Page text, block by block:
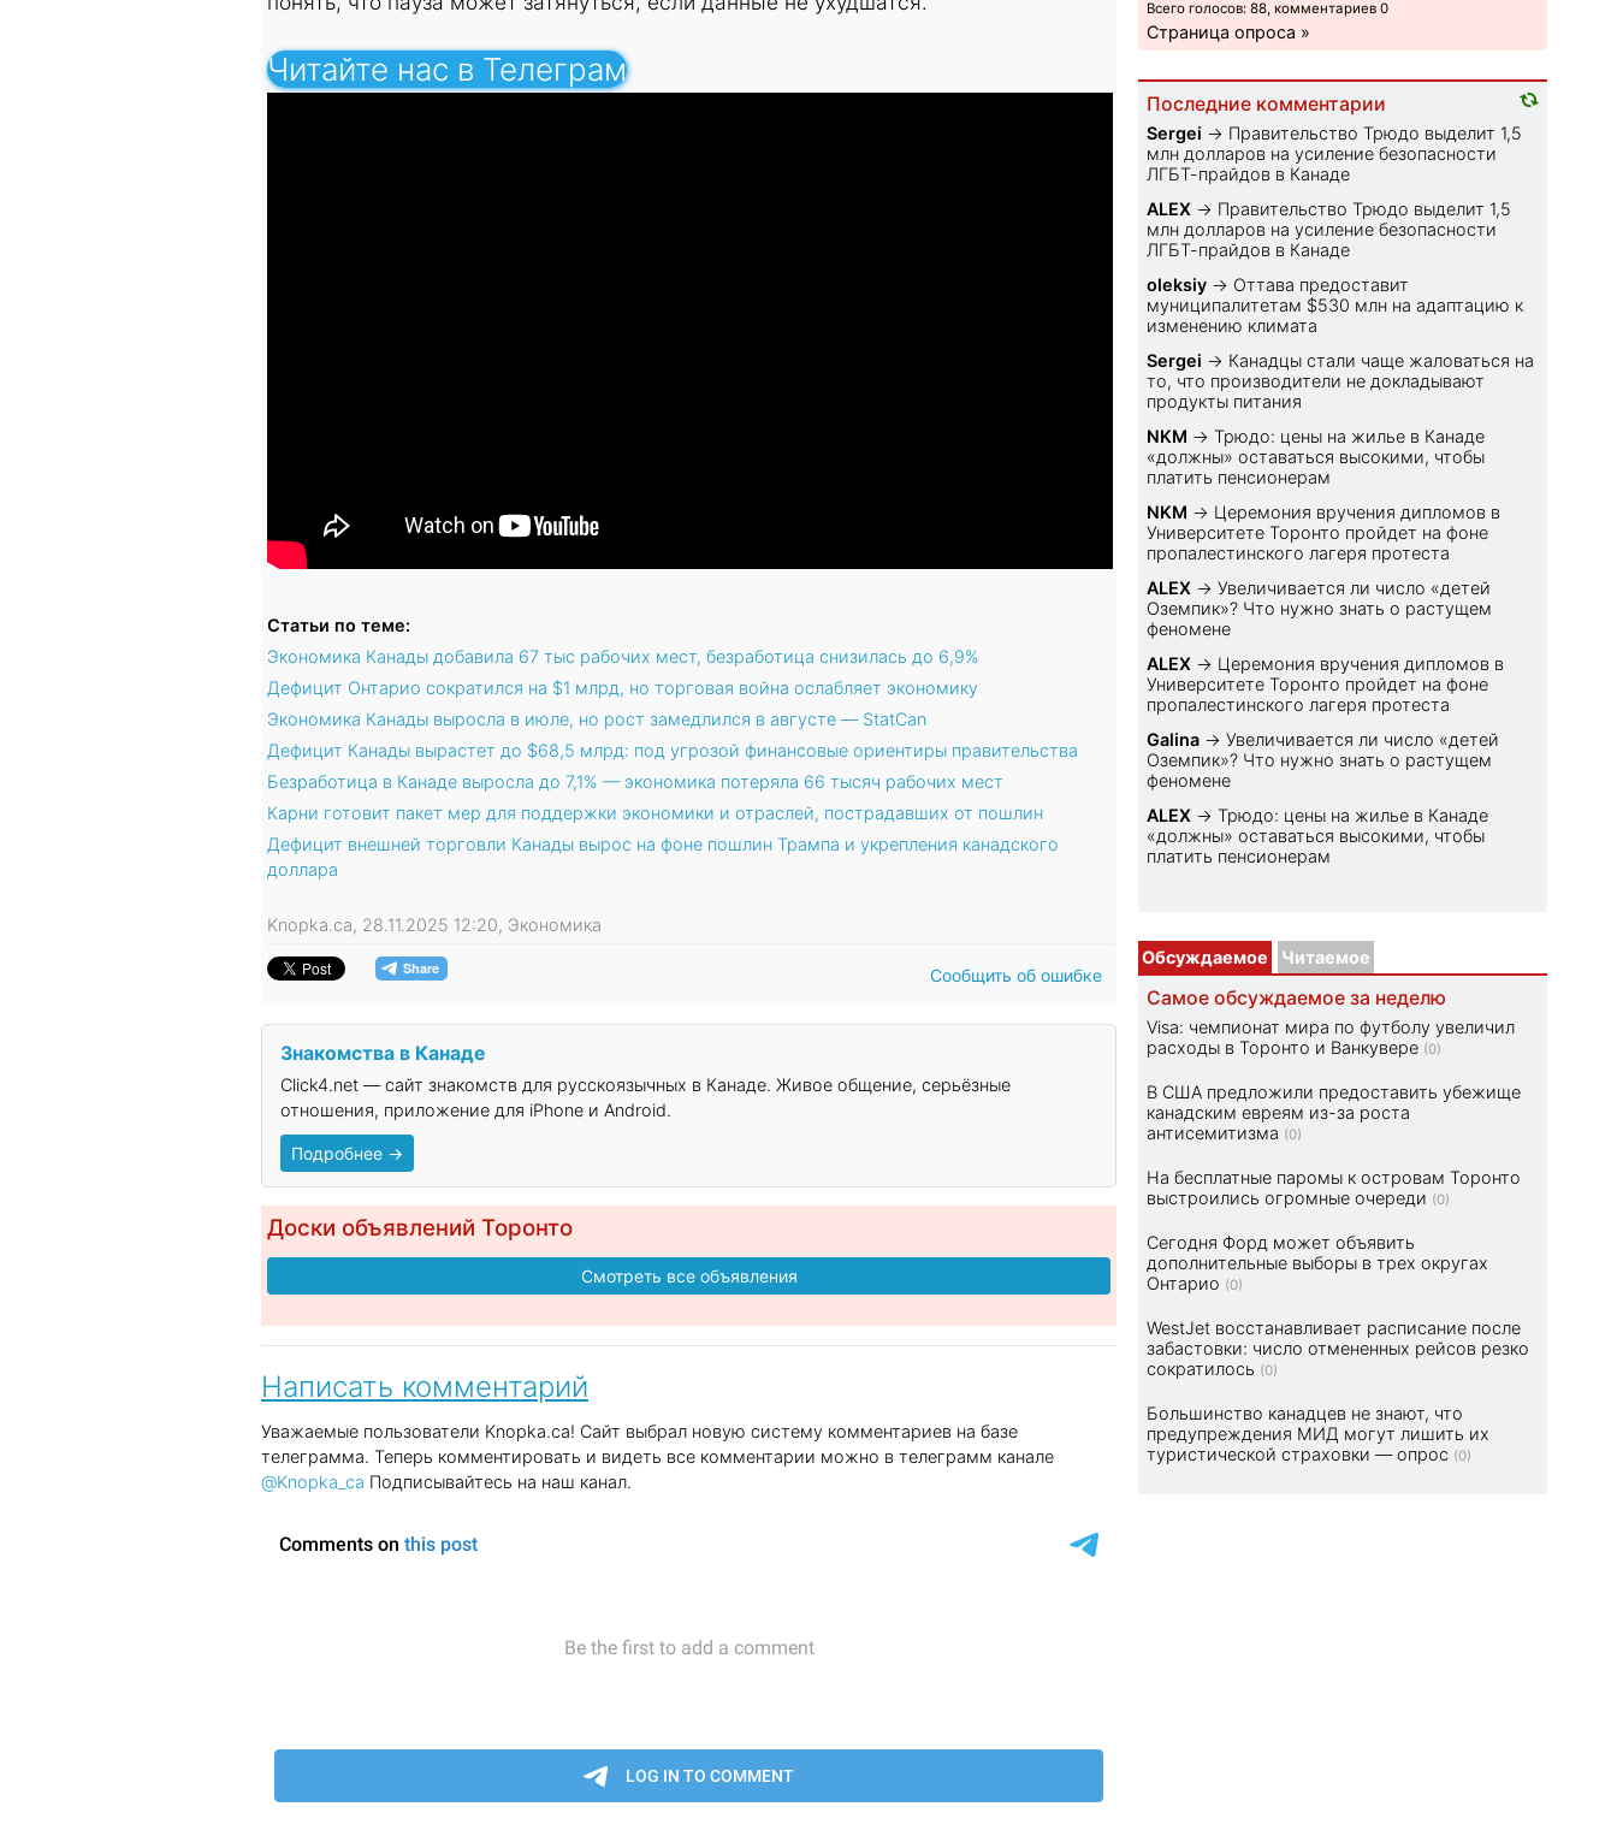
Читайте нас в Телеграм
Статьи по теме:
Экономика Канады добавила 67 тыс рабочих мест, безработица снизилась до 6,9%
Дефицит Онтарио сократился на $1 млрд, но торговая война ослабляет экономику
Экономика Канады выросла в июле, но рост замедлился в августе — StatCan
Дефицит Канады вырастет до $68,5 млрд: под угрозой финансовые ориентиры правительства
Безработица в Канаде выросла до 7,1% — экономика потеряла 66 тысяч рабочих мест
Карни готовит пакет мер для поддержки экономики и отраслей, пострадавших от пошлин
Дефицит внешней торговли Канады вырос на фоне пошлин Трампа и укрепления канадского
доллара
Knopka.ca, 28.11.2025 12:20, Экономика
Сообщить об ошибке
Знакомства в Канаде
Click4.net — сайт знакомств для русскоязычных в Канаде. Живое общение, серьёзные
отношения, приложение для iPhone и Android.
Подробнее →
Доски объявлений Торонто
Смотреть все объявления
Написать комментарий
Уважаемые пользователи Knopka.ca! Сайт выбрал новую систему комментариев на базе
телеграмма. Теперь комментировать и видеть все комментарии можно в телеграмм канале
@Knopka_ca Подписывайтесь на наш канал.
Всего голосов: 88, комментариев 0
Страница опроса »
Последние комментарии
Sеrgei → Правительство Трюдо выделит 1,5
млн долларов на усиление безопасности
ЛГБТ-прайдов в Канаде
ALEX → Правительство Трюдо выделит 1,5
млн долларов на усиление безопасности
ЛГБТ-прайдов в Канаде
oleksiy → Оттава предоставит
муниципалитетам $530 млн на адаптацию к
изменению климата
Sеrgei → Канадцы стали чаще жаловаться на
то, что производители не докладывают
продукты питания
NKM →Трюдо: цены на жилье в Канаде
«должны» оставаться высокими, чтобы
платить пенсионерам
NKM → Церемония вручения дипломов в
Университете Торонто пройдет на фоне
пропалестинского лагеря протеста
ALEX →Увеличивается ли число «детей
Оземпик»? Что нужно знать о растущем
феномене
ALEX → Церемония вручения дипломов в
Университете Торонто пройдет на фоне
пропалестинского лагеря протеста
Galina →Увеличивается ли число «детей
Оземпик»? Что нужно знать о растущем
феномене
ALEX →Трюдо: цены на жилье в Канаде
«должны» оставаться высокими, чтобы
платить пенсионерам
Обсуждаемое Читаемое
Самое обсуждаемое за неделю
Visa: чемпионат мира по футболу увеличил
расходы в Торонто и Ванкувере (0)
В США предложили предоставить убежище
канадским евреям из-за роста
антисемитизма (0)
На бесплатные паромы к островам Торонто
выстроились огромные очереди (0)
Сегодня Форд может объявить
дополнительные выборы в трех округах
Онтарио (0)
WestJet восстанавливает расписание после
забастовки: число отмененных рейсов резко
сократилось (0)
Большинство канадцев не знают, что
предупреждения МИД могут лишить их
туристической страховки — опрос (0)